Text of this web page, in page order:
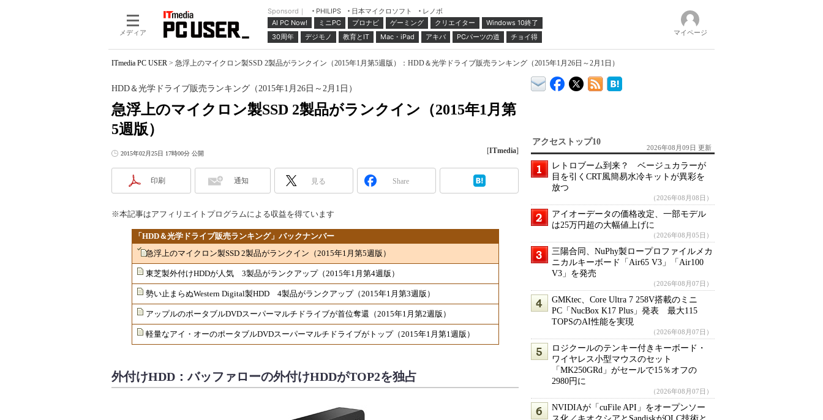
メディア
Sponsord｜ PHILIPS 日本マイクロソフト
レノボ
AI PC Now!
ミニPC プロナビ ゲーミング クリエイター
Windows 10終了
30周年
デジモノ 教育とIT Mac・iPad アキバ PCパーツの道 チョイ得 マイページ
ITmedia PC USER > 急浮上のマイクロン製SSD 2製品がランクイン（2015年1月第5週版）：HDD＆光学ドライブ販売ランキング（2015年1月26日～2月1日）
急浮上のマイクロン製SSD 2製品がランクイン（2015年1月第
5週版）
HDD＆光学ドライブ販売ランキング（2015年1月26日～2月1日）
2015年02月25日 17時00分 公開 [ITmedia]
印刷 通知 見る Share
※本記事はアフィリエイトプログラムによる収益を得ています
「HDD＆光学ドライブ販売ランキング」バックナンバー
急浮上のマイクロン製SSD 2製品がランクイン（2015年1月第5週版）
東芝製外付けHDDが人気 3製品がランクアップ（2015年1月第4週版）
勢い止まらぬWestern Digital製HDD 4製品がランクアップ（2015年1月第3週版）
アップルのポータブルDVDスーパーマルチドライブが首位奪還（2015年1月第2週版）
軽量なアイ・オーのポータブルDVDスーパーマルチドライブがトップ（2015年1月第1週版）
外付けHDD：バッファローの外付けHDDがTOP2を独占
アクセストップ10
2026年08月09日 更新
レトロブーム到来？ ベージュカラーが
目を引くCRT風簡易水冷キットが異彩を
放つ
（2026年08月08日）
アイオーデータの価格改定、一部モデル
は25万円超の大幅値上げに
（2026年08月05日）
三陽合同、NuPhy製ロープロファイルメカ
ニカルキーボード「Air65 V3」「Air100
V3」を発売
（2026年08月07日）
GMKtec、Core Ultra 7 258V搭載のミニ
PC「NucBox K17 Plus」発表 最大115
TOPSのAI性能を実現
（2026年08月07日）
ロジクールのテンキー付きキーボード・
ワイヤレス小型マウスのセット
「MK250GRd」がセールで15％オフの
2980円に
（2026年08月07日）
NVIDIAが「cuFile API」をオープンソー